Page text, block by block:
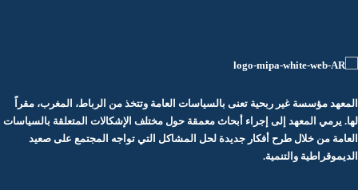
لها. يرمي المعهد إلى إجراء أبحاث معمقة حول مختلف الإشكالات المتعلقة بالسياسات
العامة من خلال طرح أفكار جديدة لحل المشاكل التي تواجه المجتمع على صعيد
الديموقراطية والتنمية.